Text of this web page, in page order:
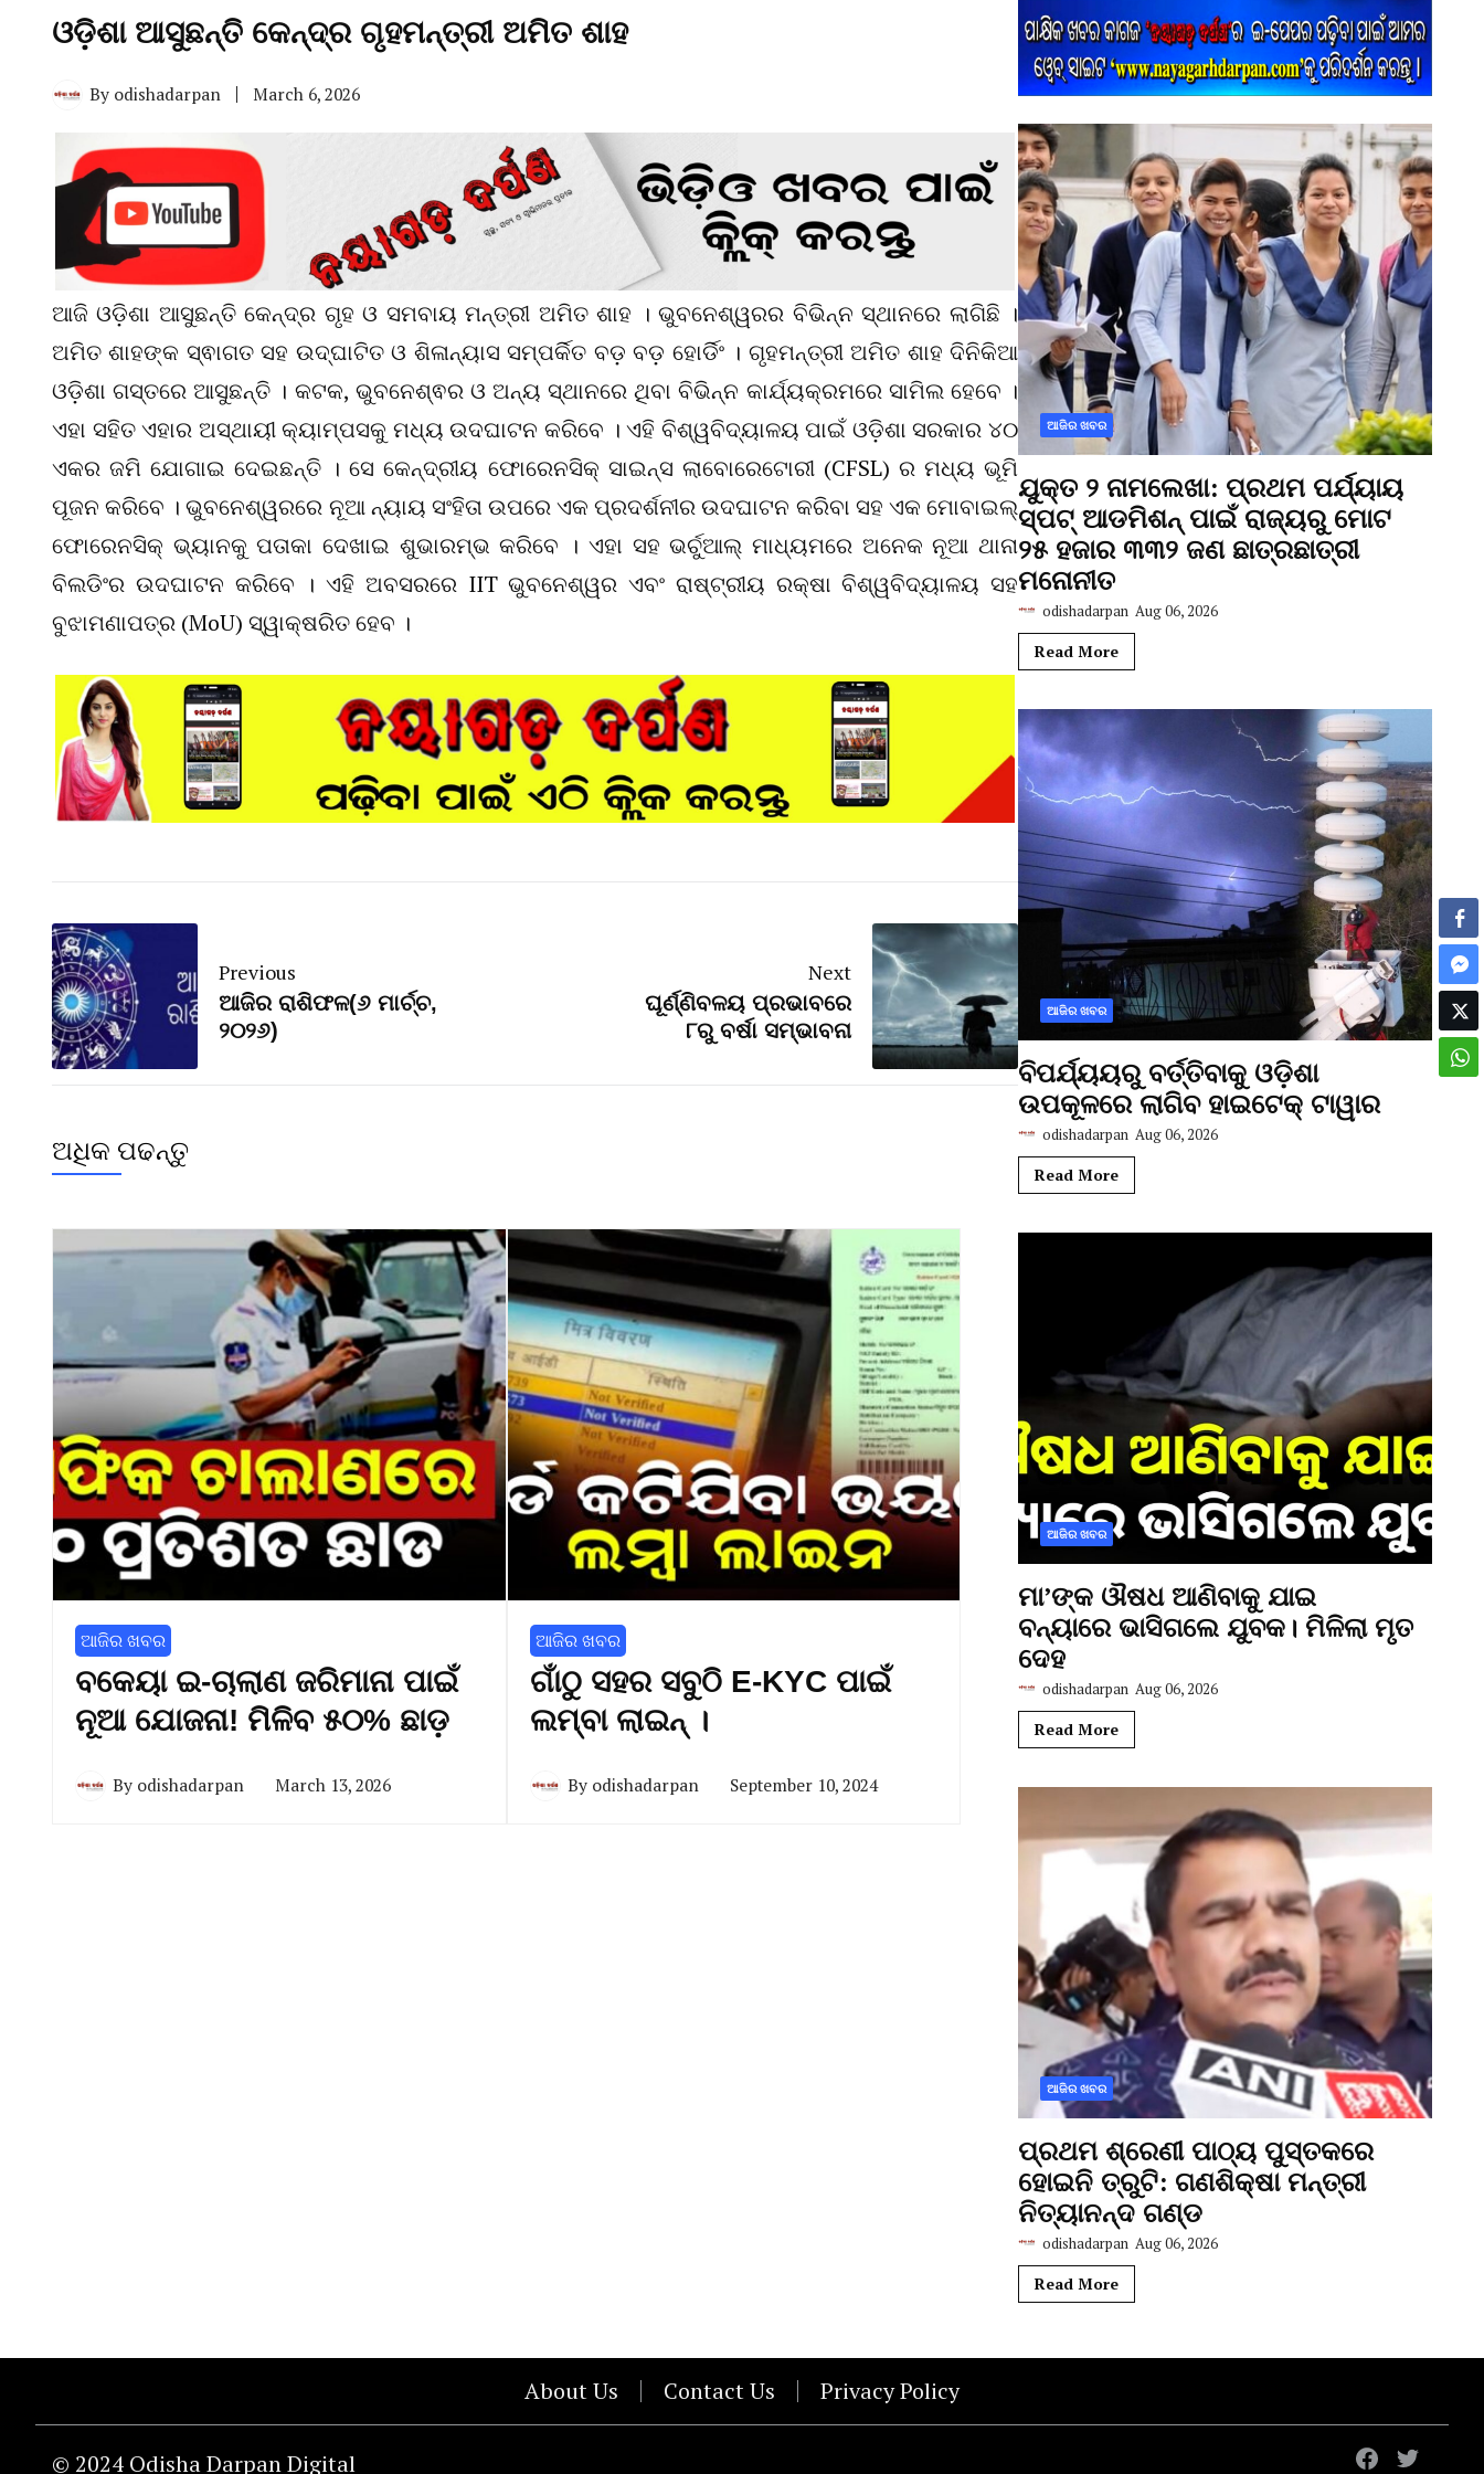
ଓଡ଼ିଶା ଆସୁଛନ୍ତି କେନ୍ଦ୍ର ଗୃହମନ୍ତ୍ରୀ ଅମିତ ଶାହ
By odishadarpan March 6, 2026
ଆଜି ଓଡ଼ିଶା ଆସୁଛନ୍ତି କେନ୍ଦ୍ର ଗୃହ ଓ ସମବାୟ ମନ୍ତ୍ରୀ ଅମିତ ଶାହ । ଭୁବନେଶ୍ୱରର ବିଭିନ୍ନ ସ୍ଥାନରେ ଲାଗିଛି ।
ଅମିତ ଶାହଙ୍କ ସ୍ଵାଗତ ସହ ଉଦ୍‌ଘାଟିତ ଓ ଶିଳାନ୍ୟାସ ସମ୍ପର୍କିତ ବଡ଼ ବଡ଼ ହୋର୍ଡିଂ । ଗୃହମନ୍ତ୍ରୀ ଅମିତ ଶାହ ଦିନିକିଆ
ଓଡ଼ିଶା ଗସ୍ତରେ ଆସୁଛନ୍ତି । କଟକ, ଭୁବନେଶ୍ଵର ଓ ଅନ୍ୟ ସ୍ଥାନରେ ଥିବା ବିଭିନ୍ନ କାର୍ଯ୍ୟକ୍ରମରେ ସାମିଲ ହେବେ ।
ଏହା ସହିତ ଏହାର ଅସ୍ଥାୟୀ କ୍ୟାମ୍ପସକୁ ମଧ୍ୟ ଉଦଘାଟନ କରିବେ । ଏହି ବିଶ୍ୱବିଦ୍ୟାଳୟ ପାଇଁ ଓଡ଼ିଶା ସରକାର ୪୦
ଏକର ଜମି ଯୋଗାଇ ଦେଇଛନ୍ତି । ସେ କେନ୍ଦ୍ରୀୟ ଫୋରେନସିକ୍ ସାଇନ୍ସ ଲାବୋରେଟୋରୀ (CFSL) ର ମଧ୍ୟ ଭୂମି
ପୂଜନ କରିବେ । ଭୁବନେଶ୍ୱରରେ ନୂଆ ନ୍ୟାୟ ସଂହିତା ଉପରେ ଏକ ପ୍ରଦର୍ଶନୀର ଉଦଘାଟନ କରିବା ସହ ଏକ ମୋବାଇଲ୍
ଫୋରେନସିକ୍ ଭ୍ୟାନକୁ ପତାକା ଦେଖାଇ ଶୁଭାରମ୍ଭ କରିବେ । ଏହା ସହ ଭର୍ଚୁଆଲ୍ ମାଧ୍ୟମରେ ଅନେକ ନୂଆ ଥାନା
ବିଲଡିଂର ଉଦଘାଟନ କରିବେ । ଏହି ଅବସରରେ IIT ଭୁବନେଶ୍ୱର ଏବଂ ରାଷ୍ଟ୍ରୀୟ ରକ୍ଷା ବିଶ୍ୱବିଦ୍ୟାଳୟ ସହ
ବୁଝାମଣାପତ୍ର (MoU) ସ୍ୱାକ୍ଷରିତ ହେବ ।
Previous
ଆଜିର ରାଶିଫଳ(୬ ମାର୍ଚ୍ଚ,
୨୦୨୬)
Next
ଘୂର୍ଣ୍ଣିବଳୟ ପ୍ରଭାବରେ
୮ରୁ ବର୍ଷା ସମ୍ଭାବନା
ଅଧିକ ପଢନ୍ତୁ
ଆଜିର ଖବର
ବକେୟା ଇ-ଚାଲାଣ ଜରିମାନା ପାଇଁ
ନୂଆ ଯୋଜନା! ମିଳିବ ୫୦% ଛାଡ଼
By odishadarpan March 13, 2026
ଆଜିର ଖବର
ଗାଁଠୁ ସହର ସବୁଠି E-KYC ପାଇଁ
ଲମ୍ବା ଲାଇନ୍‌ ।
By odishadarpan September 10, 2024
ଆଜିର ଖବର
ଯୁକ୍ତ ୨ ନାମଲେଖା: ପ୍ରଥମ ପର୍ଯ୍ୟାୟ
ସ୍ପଟ୍ ଆଡମିଶନ୍ ପାଇଁ ରାଜ୍ୟରୁ ମୋଟ
୨୫ ହଜାର ୩୩୨ ଜଣ ଛାତ୍ରଛାତ୍ରୀ
ମନୋନୀତ
odishadarpan Aug 06, 2026
Read More
ଆଜିର ଖବର
ବିପର୍ଯ୍ୟୟରୁ ବର୍ତ୍ତିବାକୁ ଓଡ଼ିଶା
ଉପକୂଳରେ ଲାଗିବ ହାଇଟେକ୍‌ ଟାୱାର
odishadarpan Aug 06, 2026
Read More
ଆଜିର ଖବର
ମା’ଙ୍କ ଔଷଧ ଆଣିବାକୁ ଯାଇ
ବନ୍ୟାରେ ଭାସିଗଲେ ଯୁବକ। ମିଳିଲା ମୃତ
ଦେହ
odishadarpan Aug 06, 2026
Read More
ଆଜିର ଖବର
ପ୍ରଥମ ଶ୍ରେଣୀ ପାଠ୍ୟ ପୁସ୍ତକରେ
ହୋଇନି ତ୍ରୁଟି: ଗଣଶିକ୍ଷା ମନ୍ତ୍ରୀ
ନିତ୍ୟାନନ୍ଦ ଗଣ୍ଡ
odishadarpan Aug 06, 2026
Read More
About Us Contact Us Privacy Policy
© 2024 Odisha Darpan Digital